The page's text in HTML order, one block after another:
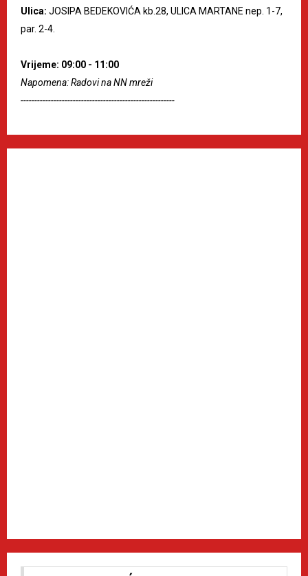
Ulica: JOSIPA BEDEKOVIĆA kb.28, ULICA MARTANE nep. 1-7,
par. 2-4.
Vrijeme: 09:00 - 11:00
Napomena: Radovi na NN mreži
--------------------------------------------------------